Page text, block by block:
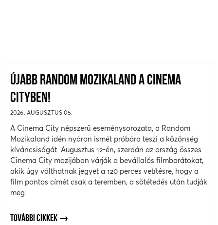
ÚJABB RANDOM MOZIKALAND A CINEMA
CITYBEN!
2026. AUGUSZTUS 05.
A Cinema City népszerű eseménysorozata, a Random
Mozikaland idén nyáron ismét próbára teszi a közönség
kíváncsiságát. Augusztus 12-én, szerdán az ország összes
Cinema City mozijában várják a bevállalós filmbarátokat,
akik úgy válthatnak jegyet a 120 perces vetítésre, hogy a
film pontos címét csak a teremben, a sötétedés után tudják
meg.
TOVÁBBI CIKKEK